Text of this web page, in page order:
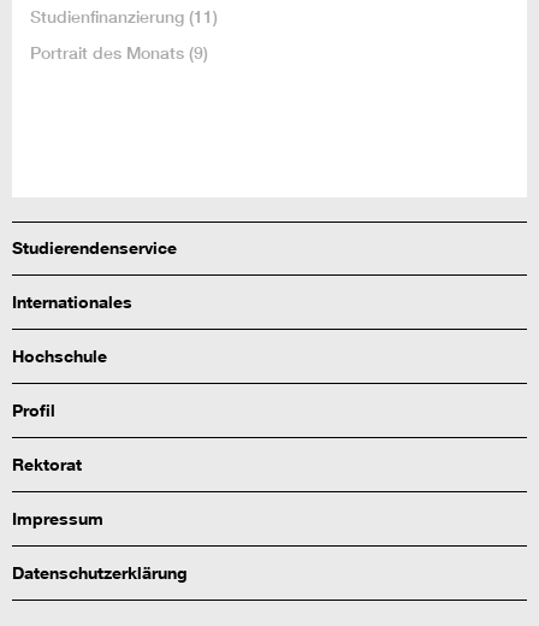
Studienfinanzierung (11)
Portrait des Monats (9)
Studierendenservice
Internationales
Hochschule
Profil
Rektorat
Impressum
Datenschutzerklärung